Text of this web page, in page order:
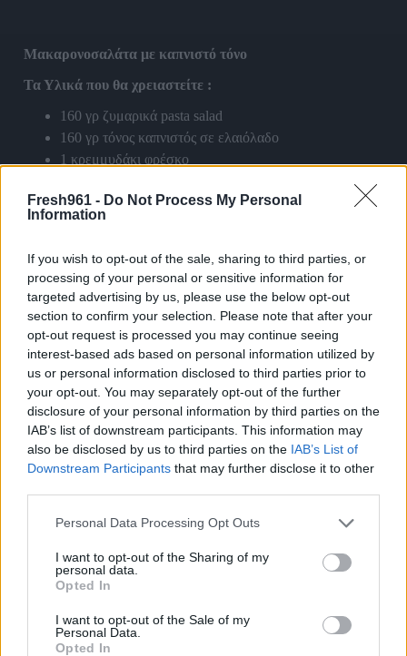
Fresh961 - Do Not Process My Personal
Information
If you wish to opt-out of the sale, sharing to third parties, or
processing of your personal or sensitive information for
targeted advertising by us, please use the below opt-out
section to confirm your selection. Please note that after your
opt-out request is processed you may continue seeing
interest-based ads based on personal information utilized by
us or personal information disclosed to third parties prior to
your opt-out. You may separately opt-out of the further
disclosure of your personal information by third parties on the
IAB’s list of downstream participants. This information may
also be disclosed by us to third parties on the IAB’s List of
Downstream Participants that may further disclose it to other
Please note that this website/app uses one or more Google
not limited to your visit or usage behaviour. You may click to
grant or deny consent to Google and its third-party tags to
use your data for below specified purposes in below Google
consent section.
Personal Data Processing Opt Outs
I want to opt-out of the Sharing of my
personal data.
Opted In
I want to opt-out of the Sale of my
Personal Data.
Opted In
Μακαρονοσαλάτα με καπνιστό τόνο
Τα Υλικά που θα χρειαστείτε :
160 γρ ζυμαρικά pasta salad
160 γρ τόνος καπνιστός σε ελαιόλαδο
1 κρεμμυδάκι φρέσκο
3 ντοματίνια
Βράζουμε τα ζυμαρικά σύμφωνα με τις οδηγίες της
συσκευασίας. Τα σουρώσουμε τα ρίχνουμε σε ένα γυάλινο
μπολ. Προσθέτουμε τον καπνιστό τόνο σε ελαιόλαδο, το
κρεμμυδάκι το φρέσκο, τον μαϊντανό,τα ντοματίνια και
ανακατεύουμε πολύ καλά όλη την σαλάτα.
Σερβίρουμε και η πιο νόστιμη και εύκολη μακαρονοσαλάτα
είναι έτοιμη να την απολαύσουμε!!
Είναι πανεύκολη με ελάχιστα υλικά που μπορείτε να την
φτιάχνετε όλη την περίοδο του χρόνου!!!
Μακαρονοσαλάτα εύκολη με φύλλα από baby σπανάκι
Τα Υλικά που θα χρειαστείτε :
160 γρ ζυμαρικά pasta salad
1 πρέζα αλάτι
1 φρέσκο κρεμμυδάκι